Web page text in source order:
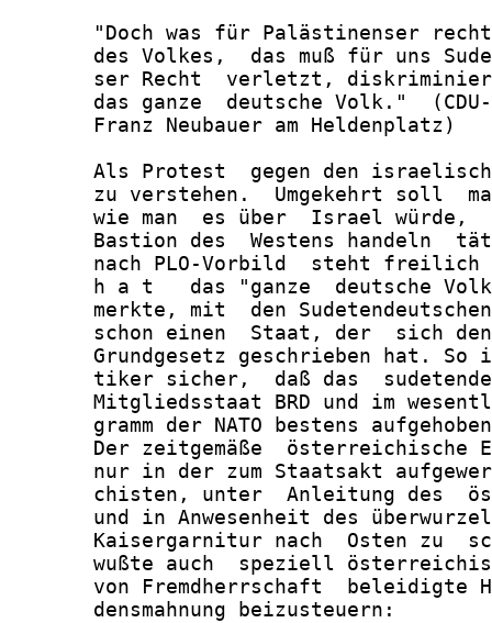
"Doch was für Palästinenser
des Volkes,  das muß für uns
ser Recht  verletzt,
das ganze  deutsche Volk."
       Franz Neubauer am Heldenplatz)
Als Protest  gegen den
zu verstehen.  Umgekehrt soll
wie man  es über  Israel würde,
Bastion des  Westens handeln
nach PLO-Vorbild  steht
h a t   das "ganze  deutsche
merkte, mit  den
schon einen  Staat, der  sich
Grundgesetz geschrieben hat. So
tiker sicher,  daß das
Mitgliedsstaat BRD und im
gramm der NATO bestens
Der zeitgemäße  österreichische
nur in der zum Staatsakt
chisten, unter  Anleitung des
und in Anwesenheit des
Kaisergarnitur nach  Osten zu
wußte auch  speziell
von Fremdherrschaft  beleidigte
       densmahnung beizusteuern: